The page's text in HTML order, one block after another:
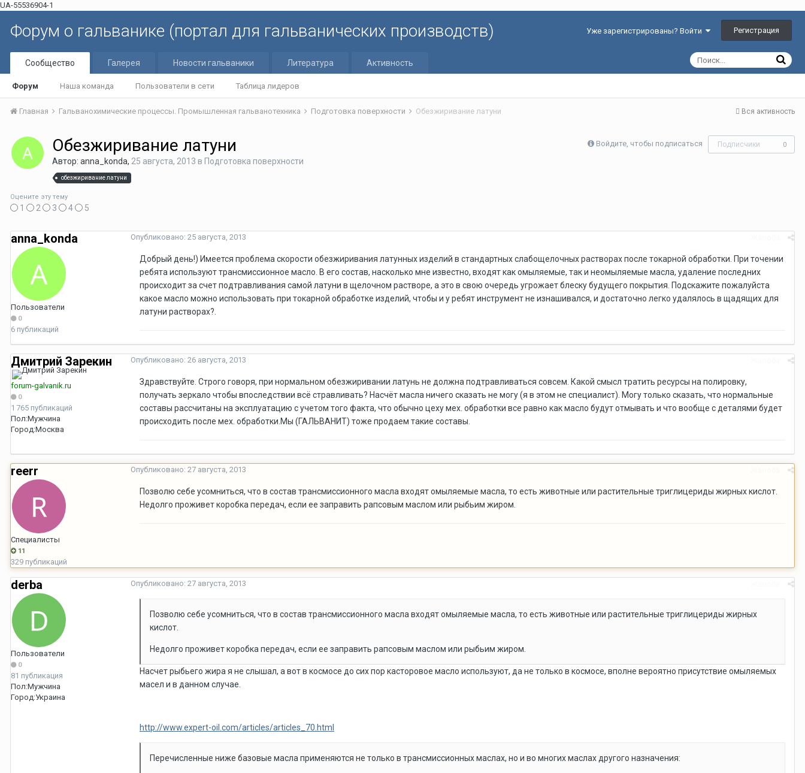
UA-55536904-1
Форум о гальванике (портал для гальванических производств) Уже зарегистрированы? Войти Регистрация
Сообщество
Форум Наша команда Пользователи в сети Таблица лидеров
Галерея Новости гальваники Литература Активность
Вся активность
Главная Гальванохимические процессы. Промышленная гальванотехника Подготовка поверхности Обезжиривание латуни
Войдите, чтобы подписаться Подписчики 0
Обезжиривание латуни
Автор: anna_konda, 25 августа, 2013 в Подготовка поверхности
обезжиривание латуни
Оцените эту тему
1 2 3 4 5
anna_konda
Пользователи
0
6 публикаций
Опубликовано: 25 августа, 2013
Добрый день!) Имеется проблема скорости обезжиривания латунных изделий в стандартных слабощелочных растворах после токарной обработки. При точении
ребята используют трансмиссионное масло. В его состав, насколько мне известно, входят как омыляемые, так и неомыляемые масла, удаление последних
происходит за счет подтравливания самой латуни в щелочном растворе, а это в свою очередь угрожает блеску будущего покрытия. Подскажите пожалуйста
какое масло можно использовать при токарной обработке изделий, чтобы и у ребят инструмент не изнашивался, и достаточно легко удалялось в щадящих для
латуни растворах?.
Дмитрий Зарекин
forum-galvanik.ru
0
1 765 публикаций
Пол:Мужчина
Город:Москва
Опубликовано: 26 августа, 2013
Здравствуйте. Строго говоря, при нормальном обезжиривании латунь не должна подтравливаться совсем. Какой смысл тратить ресурсы на полировку,
получать зеркало чтобы впоследствии всё стравливать? Насчёт масла ничего сказать не могу (я в этом не специалист). Могу только сказать, что нормальные
составы рассчитаны на эксплуатацию с учетом того факта, что обычно цеху мех. обработки все равно как масло будут отмывать и что вообще с деталями будет
происходить после мех. обработки.Мы (ГАЛЬВАНИТ) тоже продаем такие составы.
reerr
Специалисты
11
329 публикаций
Опубликовано: 27 августа, 2013
Позволю себе усомниться, что в состав трансмиссионного масла входят омыляемые масла, то есть животные или растительные триглицериды жирных кислот.
Недолго проживет коробка передач, если ее заправить рапсовым маслом или рыбьим жиром.
derba
Пользователи
0
81 публикация
Пол:Мужчина
Город:Украина
Опубликовано: 27 августа, 2013
Позволю себе усомниться, что в состав трансмиссионного масла входят омыляемые масла, то есть животные или растительные триглицериды жирных
кислот.
Недолго проживет коробка передач, если ее заправить рапсовым маслом или рыбьим жиром.
Насчет рыбьего жира я не слышал, а вот в космосе до сих пор касторовое масло используют, да не только в космосе, вполне вероятно присутствие омыляемых
масел и в данном случае.
http://www.expert-oil.com/articles/articles_70.html
Перечисленные ниже базовые масла применяются не только в трансмиссионных маслах, но и во многих маслах другого назначения: